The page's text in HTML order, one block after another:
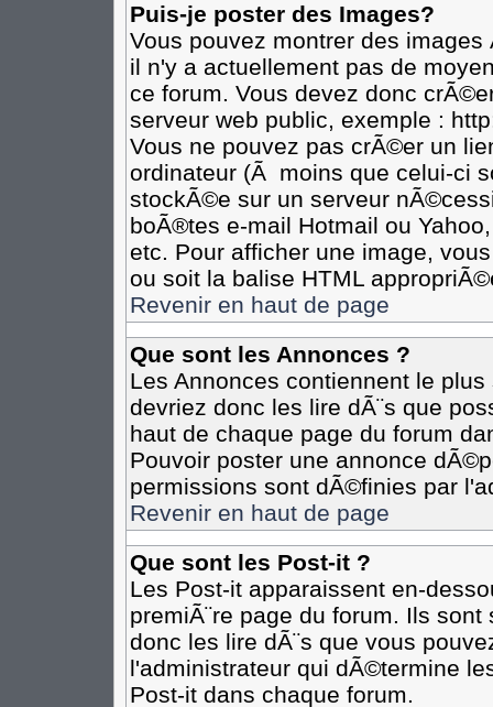
Puis-je poster des Images?
Vous pouvez montrer des
il n'y a actuellement pas de
ce forum. Vous devez donc
serveur web public, exemple :
Vous ne pouvez pas crÃ©er un
ordinateur (Ã moins que celui-ci
stockÃ©e sur un serveur
boÃ®tes e-mail Hotmail ou
etc. Pour afficher une image,
ou soit la balise HTML
Revenir en haut de page
Que sont les Annonces ?
Les Annonces contiennent le
devriez donc les lire dÃ¨s que
haut de chaque page du forum
Pouvoir poster une annonce
permissions sont dÃ©finies par
Revenir en haut de page
Que sont les Post-it ?
Les Post-it apparaissent en-
premiÃ¨re page du forum. Ils
donc les lire dÃ¨s que vous
l'administrateur qui dÃ©termine
Post-it dans chaque forum.